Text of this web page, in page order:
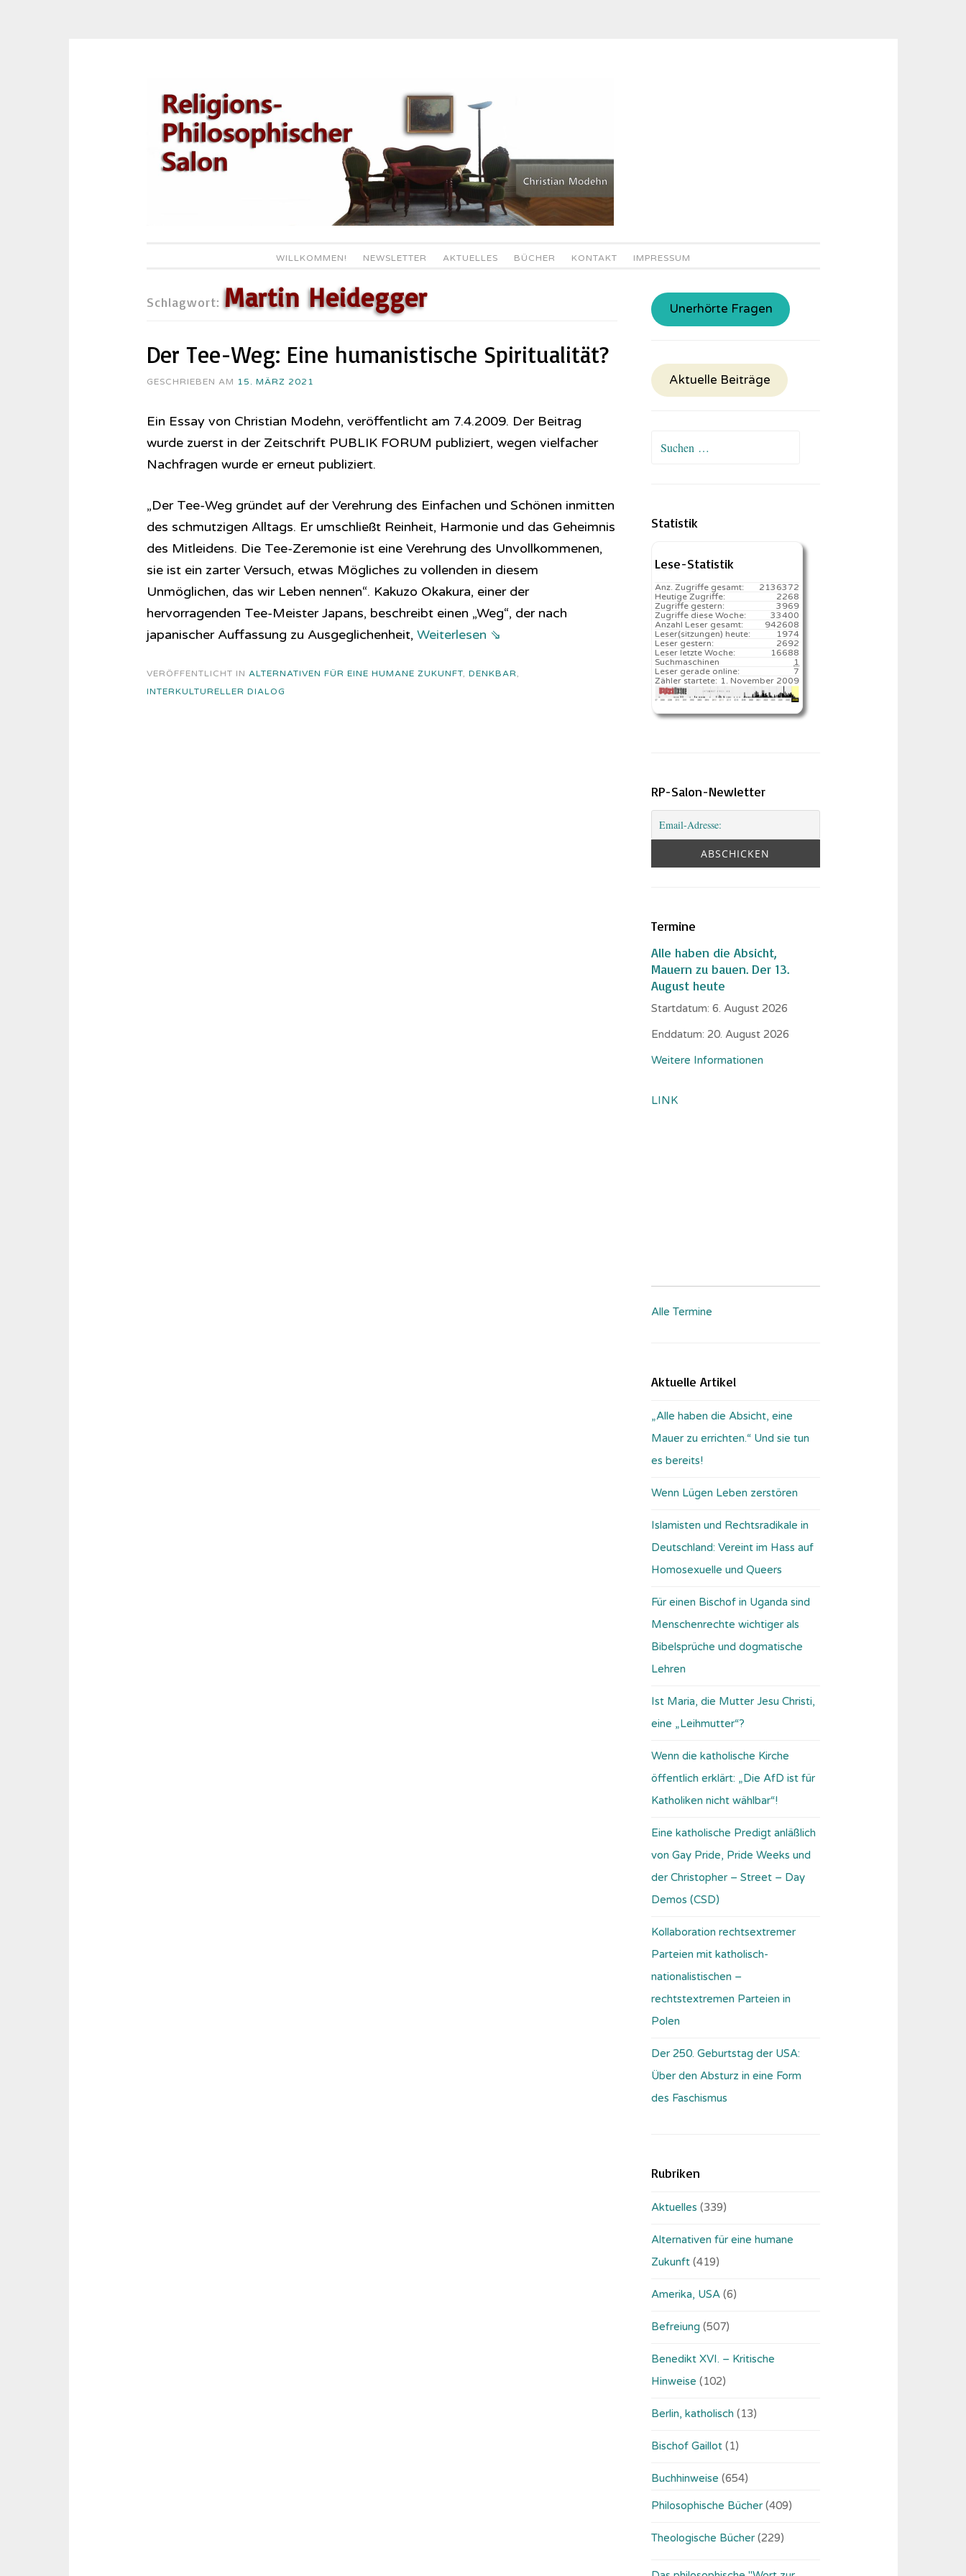
Inhalt
springen
WILLKOMMEN! NEWSLETTER AKTUELLES BÜCHER KONTAKT IMPRESSUM
Schlagwort: Martin Heidegger
Der Tee-Weg: Eine humanistische Spiritualität?
GESCHRIEBEN AM 15. MÄRZ 2021
Ein Essay von Christian Modehn, veröffentlicht am 7.4.2009. Der Beitrag
wurde zuerst in der Zeitschrift PUBLIK FORUM publiziert, wegen vielfacher
Nachfragen wurde er erneut publiziert.
„Der Tee-Weg gründet auf der Verehrung des Einfachen und Schönen inmitten
des schmutzigen Alltags. Er umschließt Reinheit, Harmonie und das Geheimnis
des Mitleidens. Die Tee-Zeremonie ist eine Verehrung des Unvollkommenen,
sie ist ein zarter Versuch, etwas Mögliches zu vollenden in diesem
Unmöglichen, das wir Leben nennen“. Kakuzo Okakura, einer der
hervorragenden Tee-Meister Japans, beschreibt einen „Weg“, der nach
japanischer Auffassung zu Ausgeglichenheit, Weiterlesen ⇘
VERÖFFENTLICHT IN ALTERNATIVEN FÜR EINE HUMANE ZUKUNFT, DENKBAR,
INTERKULTURELLER DIALOG
Unerhörte Fragen
Aktuelle Beiträge
Suchen
Statistik
Lese-Statistik
2136372
Anz. Zugriffe gesamt:
2268
Heutige Zugriffe:
3969
Zugriffe gestern:
33400
Zugriffe diese Woche:
942608
Anzahl Leser gesamt:
1974️
Leser(sitzungen) heute:
2692
Leser gestern:
16688️
Leser letzte Woche:
1
Suchmaschinen
7
Leser gerade online:
1. November 2009
Zähler startete:
RP-Salon-Newletter
Termine
Alle haben die Absicht,
Mauern zu bauen. Der 13.
August heute
Startdatum:6. August 2026
Enddatum: 20. August 2026
Weitere Informationen
LINK
Alle Termine
Aktuelle Artikel
„Alle haben die Absicht, eine
Mauer zu errichten.“ Und sie tun
es bereits!
Wenn Lügen Leben zerstören
Islamisten und Rechtsradikale in
Deutschland: Vereint im Hass auf
Homosexuelle und Queers
Für einen Bischof in Uganda sind
Menschenrechte wichtiger als
Bibelsprüche und dogmatische
Lehren
Ist Maria, die Mutter Jesu Christi,
eine „Leihmutter“?
Wenn die katholische Kirche
öffentlich erklärt: „Die AfD ist für
Katholiken nicht wählbar“!
Eine katholische Predigt anläßlich
von Gay Pride, Pride Weeks und
der Christopher – Street – Day
Demos (CSD)
Kollaboration rechtsextremer
Parteien mit katholisch-
nationalistischen –
rechtstextremen Parteien in
Polen
Der 250. Geburtstag der USA:
Über den Absturz in eine Form
des Faschismus
Rubriken
Aktuelles (339)
Alternativen für eine humane
Zukunft (419)
Amerika, USA (6)
Befreiung (507)
Benedikt XVI. – Kritische
Hinweise (102)
Berlin, katholisch (13)
Bischof Gaillot (1)
Buchhinweise (654)
Philosophische Bücher (409)
Theologische Bücher (229)